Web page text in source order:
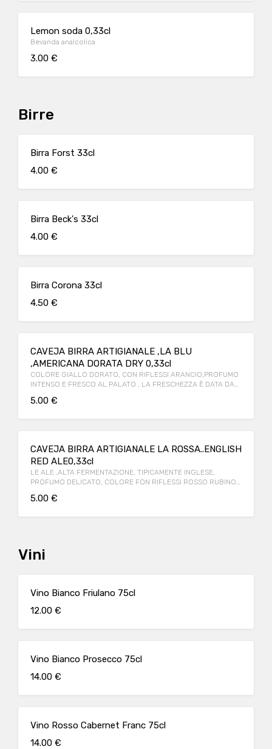
Lemon soda 0,33cl
Bevanda analcolica
3.00 €
Birre
Birra Forst 33cl
4.00 €
Birra Beck's 33cl
4.00 €
Birra Corona 33cl
4.50 €
CAVEJA BIRRA ARTIGIANALE ,LA BLU
,AMERICANA DORATA DRY 0,33cl
COLORE GIALLO DORATO, CON RIFLESSI ARANCIO,PROFUMO
INTENSO E FRESCO AL PALATO , LA FRESCHEZZA È DATA DAL
CON NOTE DI AMARO PERSISTENTE!
5.00 €
CAVEJA BIRRA ARTIGIANALE LA ROSSA..ENGLISH
RED ALE0,33cl
LE ALE ,ALTA FERMENTAZIONE, TIPICAMENTE INGLESE,
PROFUMO DELICATO, COLORE FON RIFLESSI ROSSO RUBINO,
MORBIDO CHE RIEMPIONO IL PALATO.
5.00 €
Vini
Vino Bianco Friulano 75cl
12.00 €
Vino Bianco Prosecco 75cl
14.00 €
Vino Rosso Cabernet Franc 75cl
14.00 €